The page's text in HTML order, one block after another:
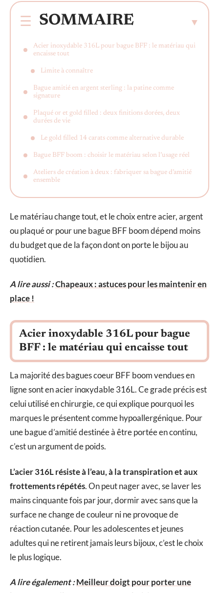
SOMMAIRE
Acier inoxydable 316L pour bague BFF : le matériau qui
encaisse tout
Limite à connaître
Bague amitié en argent sterling : la patine comme
signature
Plaqué or et gold filled : deux finitions dorées, deux
durées de vie
Le gold filled 14 carats comme alternative durable
Bague BFF boom : choisir le matériau selon l’usage réel
Ateliers de création à deux : fabriquer sa bague d’amitié
ensemble
Le matériau change tout, et le choix entre acier, argent
ou plaqué or pour une bague BFF boom dépend moins
du budget que de la façon dont on porte le bijou au
quotidien.
A lire aussi :Chapeaux : astuces pour les maintenir en
place !
Acier inoxydable 316L pour bague
BFF : le matériau qui encaisse tout
La majorité des bagues coeur BFF boom vendues en
ligne sont en acier inoxydable 316L. Ce grade précis est
celui utilisé en chirurgie, ce qui explique pourquoi les
marques le présentent comme hypoallergénique. Pour
une bague d’amitié destinée à être portée en continu,
c’est un argument de poids.
L’acier 316L résiste à l’eau, à la transpiration et aux
frottements répétés. On peut nager avec, se laver les
mains cinquante fois par jour, dormir avec sans que la
surface ne change de couleur ni ne provoque de
réaction cutanée. Pour les adolescentes et jeunes
adultes qui ne retirent jamais leurs bijoux, c’est le choix
le plus logique.
A lire également :Meilleur doigt pour porter une